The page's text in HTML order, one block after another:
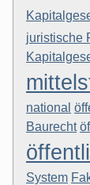
juristische
national
Baurecht
System